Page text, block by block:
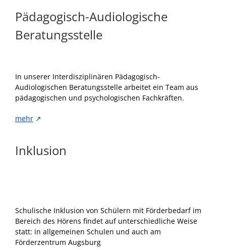
Pädagogisch-Audiologische
Beratungsstelle
In unserer Interdisziplinären Pädagogisch-
Audiologischen Beratungsstelle arbeitet ein Team aus
pädagogischen und psychologischen Fachkräften.
mehr ↗
Inklusion
Schulische Inklusion von Schülern mit Förderbedarf im
Bereich des Hörens findet auf unterschiedliche Weise
statt: in allgemeinen Schulen und auch am
Förderzentrum Augsburg